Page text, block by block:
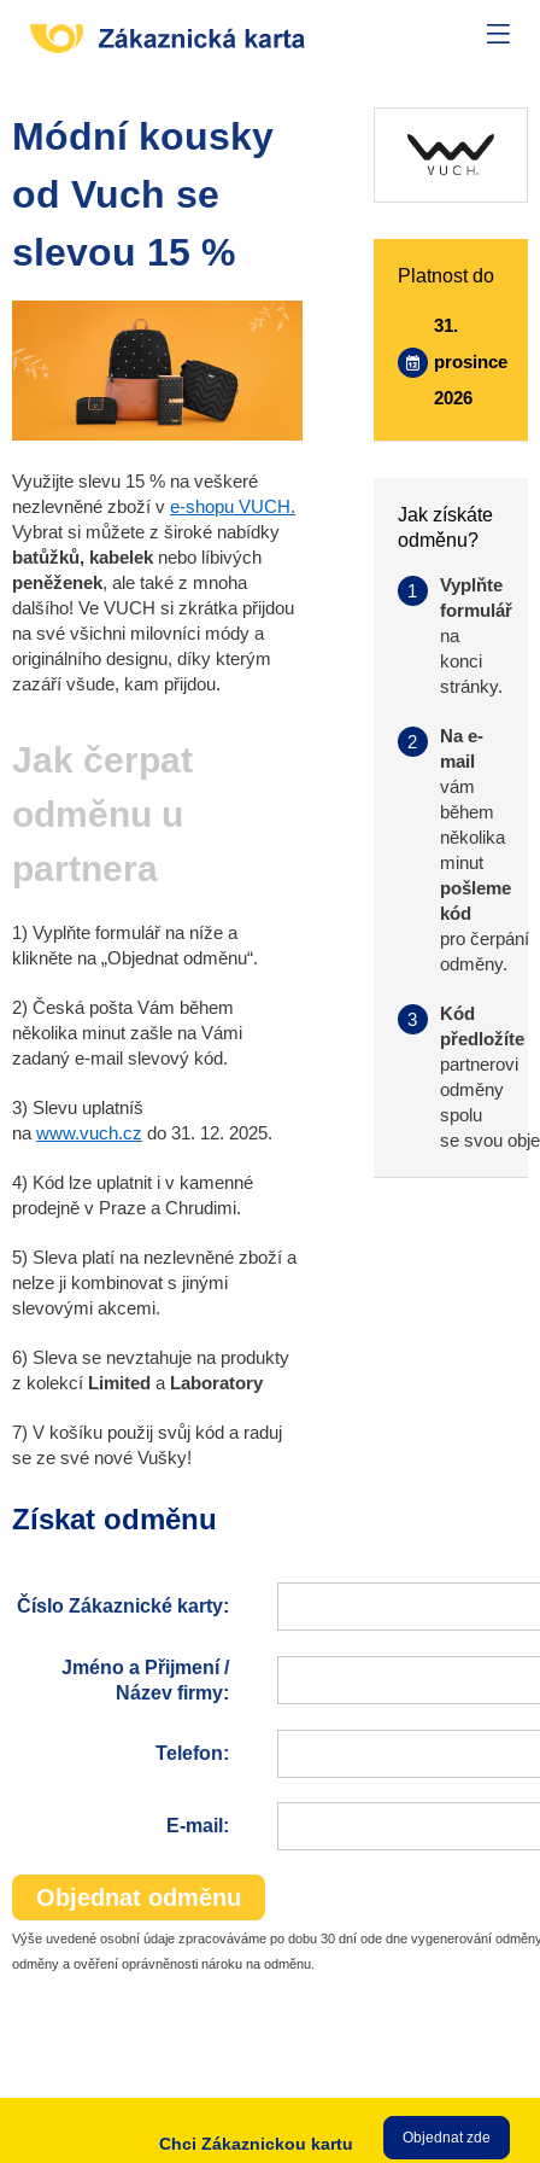
Módní kousky
od Vuch se
slevou 15 %
Využijte slevu 15 % na veškeré
nezlevněné zboží v e-shopu VUCH.
Vybrat si můžete z široké nabídky
batůžků, kabelek nebo líbivých
peněženek, ale také z mnoha
dalšího! Ve VUCH si zkrátka přijdou
na své všichni milovníci módy a
originálního designu, díky kterým
zazáří všude, kam přijdou.
Jak čerpat
odměnu u
partnera
1) Vyplňte formulář na níže a
klikněte na „Objednat odměnu“.
2) Česká pošta Vám během
několika minut zašle na Vámi
zadaný e-mail slevový kód.
3) Slevu uplatníš
na www.vuch.cz do 31. 12. 2025.
4) Kód lze uplatnit i v kamenné
prodejně v Praze a Chrudimi.
5) Sleva platí na nezlevněné zboží a
nelze ji kombinovat s jinými
slevovými akcemi.
6) Sleva se nevztahuje na produkty
z kolekcí Limited a Laboratory
7) V košíku použij svůj kód a raduj
se ze své nové Vušky!
Získat odměnu
Číslo Zákaznické karty:
Jméno a Přijmení /
Název firmy:
Telefon:
E-mail:
Objednat odměnu
Výše uvedené osobní údaje zpracováváme po dobu 30 dní ode dne vygenerování
odměny a ověření oprávněnosti nároku na odměnu.
Platnost do
31.
prosince
2026
Jak získáte
odměnu?
1
Vyplňte
formulář
na
konci
stránky.
2
Na e-
mail
vám
během
několika
minut
pošleme
kód
pro čerpání
odměny.
3
Kód
předložíte
partnerovi
odměny
spolu
se svou
Objednat zde
Chci Zákaznickou kartu